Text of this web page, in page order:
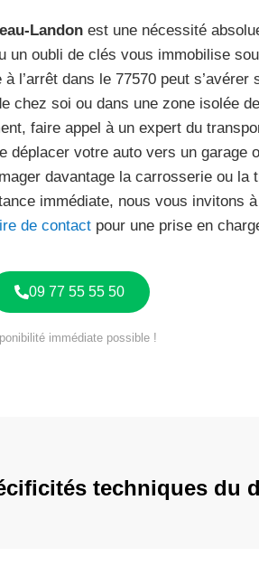
Landon est une nécessité
un oubli de clés vous immobilise
l’arrêt dans le 77570 peut s’avérer
chez soi ou dans une zone isolée
faire appel à un expert du
déplacer votre auto vers un garage
davantage la carrosserie ou la
immédiate, nous vous invitons
de contact pour une prise en
09 77 55 55 50
immédiate possible !
techniques du